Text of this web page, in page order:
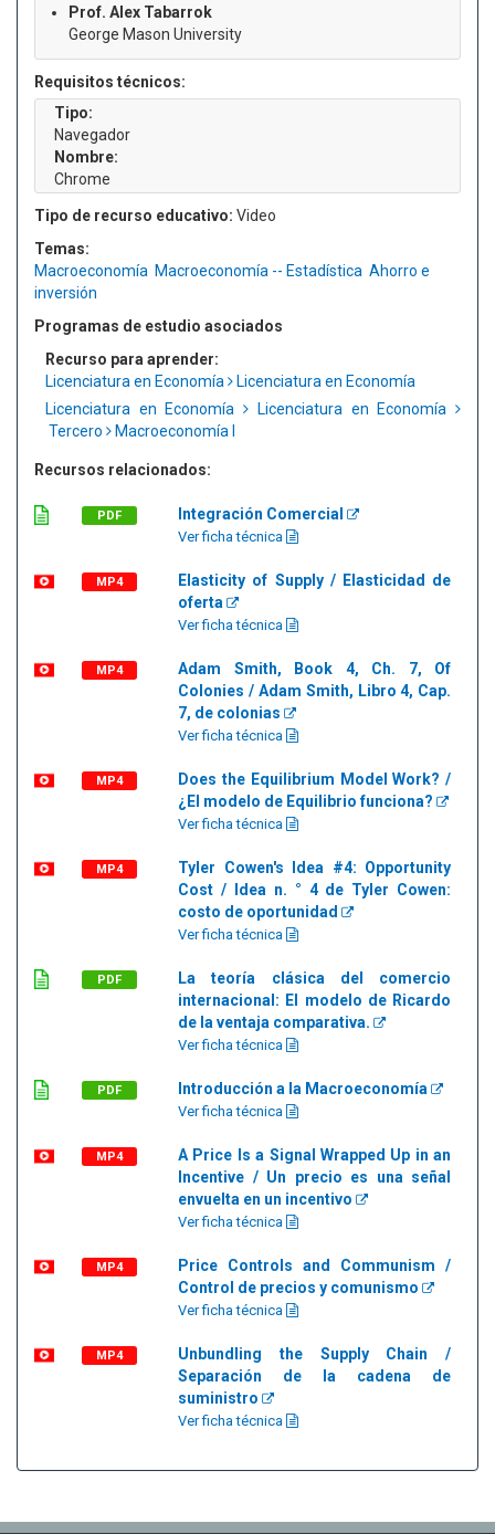
Prof. Alex Tabarrok
George Mason University
Requisitos técnicos:
Tipo:
Navegador
Nombre:
Chrome
Tipo de recurso educativo: Video
Temas:
Macroeconomía Macroeconomía -- Estadística Ahorro e
inversión
Programas de estudio asociados
Recurso para aprender:
Licenciatura en Economía
Licenciatura en Economía
Licenciatura en Economía
Licenciatura en Economía
Tercero
Macroeconomía I
Recursos relacionados:
PDF Integración Comercial
Ver ficha técnica
MP4
Elasticity of Supply / Elasticidad de
oferta
Ver ficha técnica
MP4
Adam Smith, Book 4, Ch. 7, Of
Colonies / Adam Smith, Libro 4, Cap.
7, de colonias
Ver ficha técnica
MP4
Does the Equilibrium Model Work? /
¿El modelo de Equilibrio funciona?
Ver ficha técnica
MP4
Tyler Cowen's Idea #4: Opportunity
Cost / Idea n. ° 4 de Tyler Cowen:
costo de oportunidad
Ver ficha técnica
PDF
La teoría clásica del comercio
internacional: El modelo de Ricardo
de la ventaja comparativa.
Ver ficha técnica
PDF Introducción a la Macroeconomía
Ver ficha técnica
MP4
A Price Is a Signal Wrapped Up in an
Incentive / Un precio es una señal
envuelta en un incentivo
Ver ficha técnica
MP4
Price Controls and Communism /
Control de precios y comunismo
Ver ficha técnica
MP4
Unbundling the Supply Chain /
Separación de la cadena de
suministro
Ver ficha técnica